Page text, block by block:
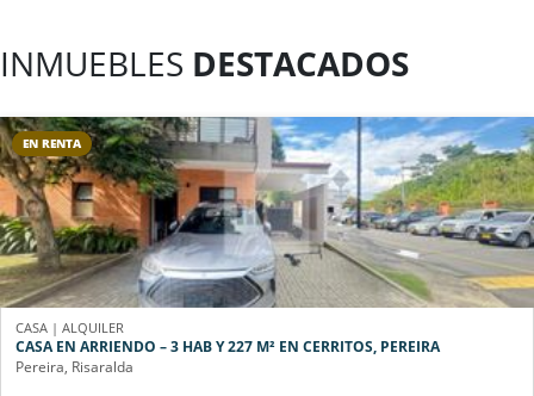
INMUEBLES DESTACADOS
EN RENTA
CASA | ALQUILER
CASA EN ARRIENDO – 3 HAB Y 227 M² EN CERRITOS, PEREIRA
Pereira, Risaralda